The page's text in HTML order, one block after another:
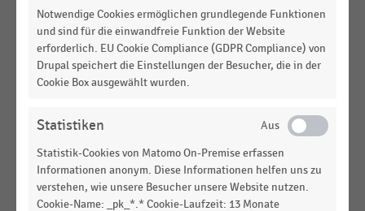
Top 10 der größten Online-Shops für Outdoor- und
Sportbedarf in Deutschland nach Umsatz (2019)
E-COMMERCE|STATISTIK
Top 20 der größten Online-Shops für Outdoor- und
E-COMMERCE
Top 10 der größten Online-Shops für Outdoor- und
Sportbedarf in Deutschland nach Umsatz (2018)
E-COMMERCE |STATISTIK
Notwendige Cookies ermöglichen grundlegende Funktionen
und sind für die einwandfreie Funktion der Website
erforderlich. EU Cookie Compliance (GDPR Compliance) von
Drupal speichert die Einstellungen der Besucher, die in der
Cookie Box ausgewählt wurden.
Statistiken
Statistik-Cookies von Matomo On-Premise erfassen
Informationen anonym. Diese Informationen helfen uns zu
verstehen, wie unsere Besucher unsere Website nutzen.
Cookie-Name: _pk_*.* Cookie-Laufzeit: 13 Monate